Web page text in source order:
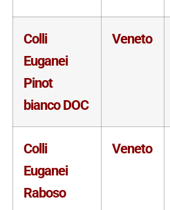
Colli
Euganei
Pinot
bianco DOC
Veneto
Colli
Euganei
Raboso
Veneto